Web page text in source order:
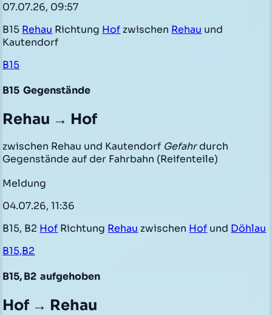
07.07.26, 09:57
B15 Rehau Richtung Hof zwischen Rehau und
Kautendorf
B15
B15 Gegenstände
Rehau → Hof
zwischen Rehau und Kautendorf Gefahrdurch
Gegenstände auf der Fahrbahn (Reifenteile)
Meldung
04.07.26, 11:36
B15, B2 Hof Richtung Rehau zwischen Hof und Döhlau
B15,B2
B15, B2 aufgehoben
Hof → Rehau